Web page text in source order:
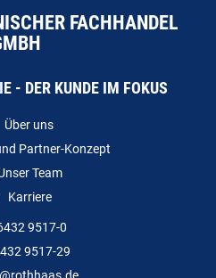
FACHHANDEL
- DER KUNDE IM FOKUS
Über uns
Partner-Konzept
Team
Karriere
9517-0
9517-29